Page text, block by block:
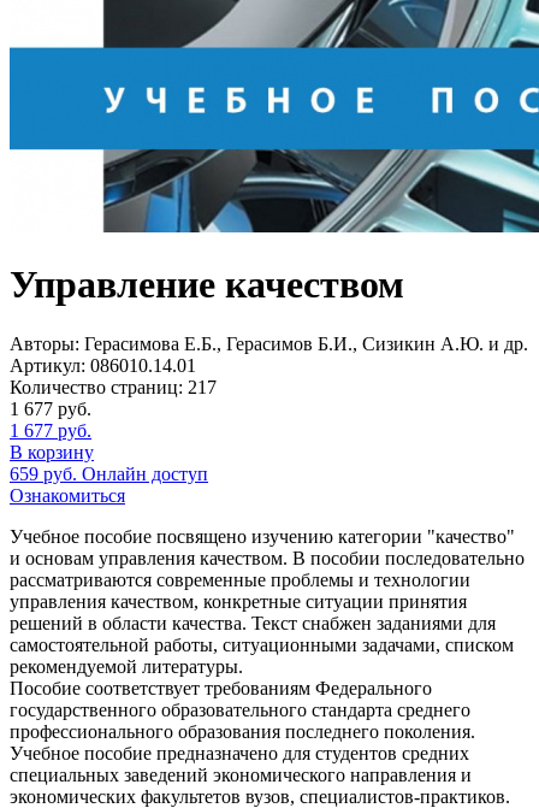
Управление качеством
Авторы: Герасимова Е.Б., Герасимов Б.И., Сизикин А.Ю. и др.
Артикул: 086010.14.01
Количество страниц: 217
1 677 руб.
1 677 руб.
В корзину
659 руб. Онлайн доступ
Ознакомиться
Учебное пособие посвящено изучению категории "качество"
и основам управления качеством. В пособии последовательно
рассматриваются современные проблемы и технологии
управления качеством, конкретные ситуации принятия
решений в области качества. Текст снабжен заданиями для
самостоятельной работы, ситуационными задачами, списком
рекомендуемой литературы.
Пособие соответствует требованиям Федерального
государственного образовательного стандарта среднего
профессионального образования последнего поколения.
Учебное пособие предназначено для студентов средних
специальных заведений экономического направления и
экономических факультетов вузов, специалистов-практиков.